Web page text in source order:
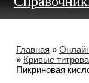
Главная »
» Кривые
Пикриновая